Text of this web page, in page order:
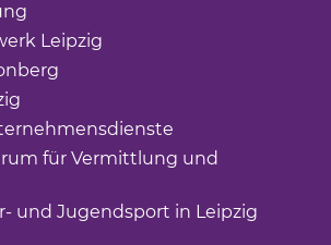
Leipzig
für Vermittlung und
und Jugendsport in Leipzig